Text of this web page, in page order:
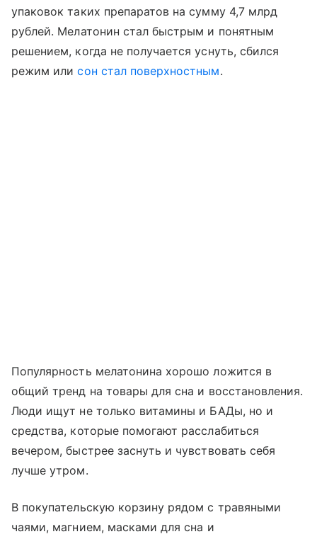
упаковок таких препаратов на сумму 4,7 млрд
рублей. Мелатонин стал быстрым и понятным
решением, когда не получается уснуть, сбился
режим илисон стал поверхностным.
Популярность мелатонина хорошо ложится в
общий тренд на товары для сна и восстановления.
Люди ищут не только витамины и БАДы, но и
средства, которые помогают расслабиться
вечером, быстрее заснуть и чувствовать себя
лучше утром.
В покупательскую корзину рядом с травяными
чаями, магнием, масками для сна и